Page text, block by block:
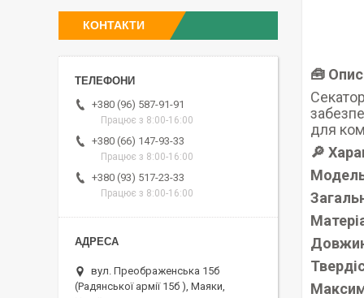
🧰
для
🔎
КОНТАКТИ
+380 (96) 587-91-91
Працює з 8:00-16:00
+380 (66) 147-93-33
Працює з 8:00-16:00
+380 (93) 517-23-33
Працює з 8:00-16:00
вул. Преображенська 15б
(Радянської армії 15б ), Маяки,